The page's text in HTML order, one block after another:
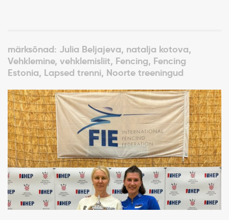
märksõnad: Julia Beljajeva, natalja kotova,
Vehklemine, vehklemisliit, Fencing, Fencing
Estonia, Lapsed trenni, Noorte treeningud